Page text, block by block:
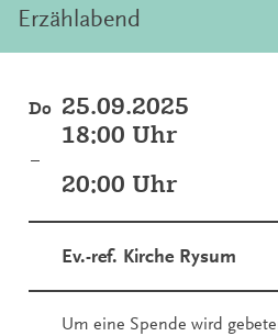
Erzählabend
Do 25.09.2025
18:00 Uhr
–
20:00 Uhr
Ev.-ref. Kirche Rysum
Um eine Spende wird